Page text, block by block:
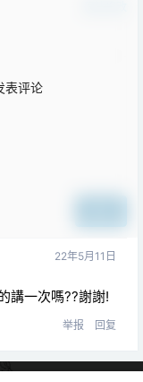
表评论
22年5月11日
講一次嗎??謝謝!
举报 回复